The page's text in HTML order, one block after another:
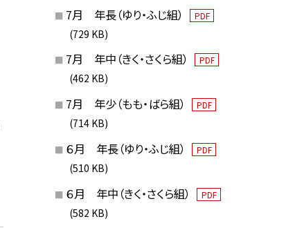
7月 年長（ゆり・ふじ組） PDF
(729 KB)
7月 年中（きく・さくら組） PDF
(462 KB)
7月 年少（もも・ばら組） PDF
(714 KB)
６月 年長（ゆり・ふじ組） PDF
(510 KB)
６月 年中（きく・さくら組） PDF
(582 KB)